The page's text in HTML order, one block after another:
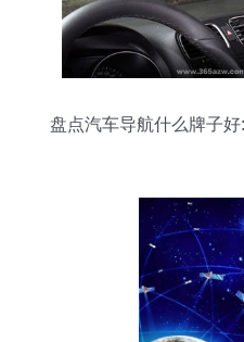
盘点汽车导航什么牌子